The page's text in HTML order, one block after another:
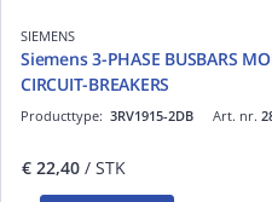
SIEMENS
Siemens 3-PHASE BUSBARS
CIRCUIT-BREAKERS
Art. nr.
Producttype: 3RV1915-2DB
€ 22,40 / STK